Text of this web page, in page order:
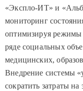
«Экспло-ИТ» и
мониторинг
оптимизируя режимы
ряде социальных
медицинских,
Внедрение системы
сократить затраты